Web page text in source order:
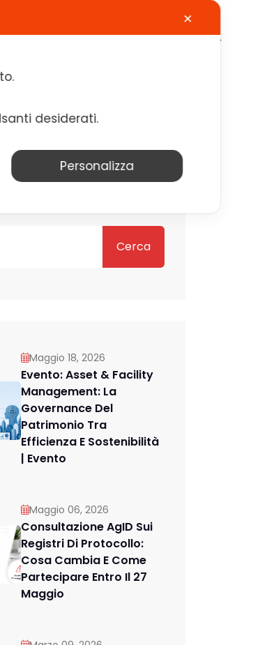
Contatti Lavora con noi
Cerca
Maggio 18, 2026
Evento: Asset & Facility
Management: La
Governance Del
Patrimonio Tra
Efficienza E Sostenibilità
| Evento
Maggio 06, 2026
Consultazione AgID Sui
Registri Di Protocollo:
Cosa Cambia E Come
Partecipare Entro Il 27
Maggio
✕
desiderati.
Personalizza